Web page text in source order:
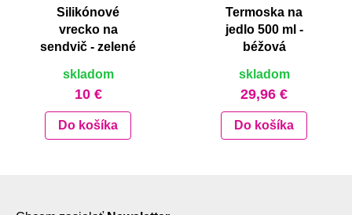
Silikónové
vrecko na
sendvič - zelené
skladom
10 €
Do košíka
Termoska na
jedlo 500 ml -
béžová
skladom
29,96 €
Do košíka